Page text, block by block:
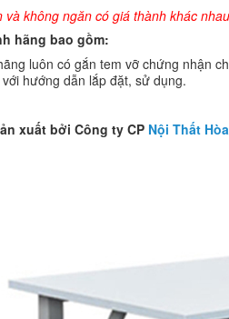
không ngăn có giá thành khác
hãng bao gồm:
luôn có gắn tem vỡ chứng nhận
hướng dẫn lắp đặt, sử dụng.
xuất bởi Công ty CP Nội Thất